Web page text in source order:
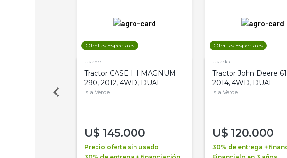
Ofertas Especiales
Usado
Tractor CASE IH MAGNUM
290, 2012, 4WD, DUAL
Isla Verde
U$ 145.000
Precio oferta sin usado
Ofertas Especiales
Usado
Tractor John Deere
2014, 4WD, DUAL
Isla Verde
U$ 120.000
30% de entrega +